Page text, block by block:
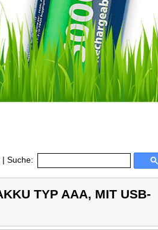
| Suche:
TYP AAA, MIT USB-